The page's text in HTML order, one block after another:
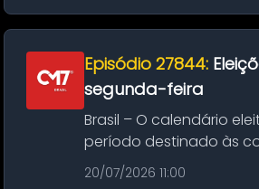
Episódio 27844:
segunda-feira
Brasil – O calendário
período destinado às
oficializa...
20/07/2026 11:00